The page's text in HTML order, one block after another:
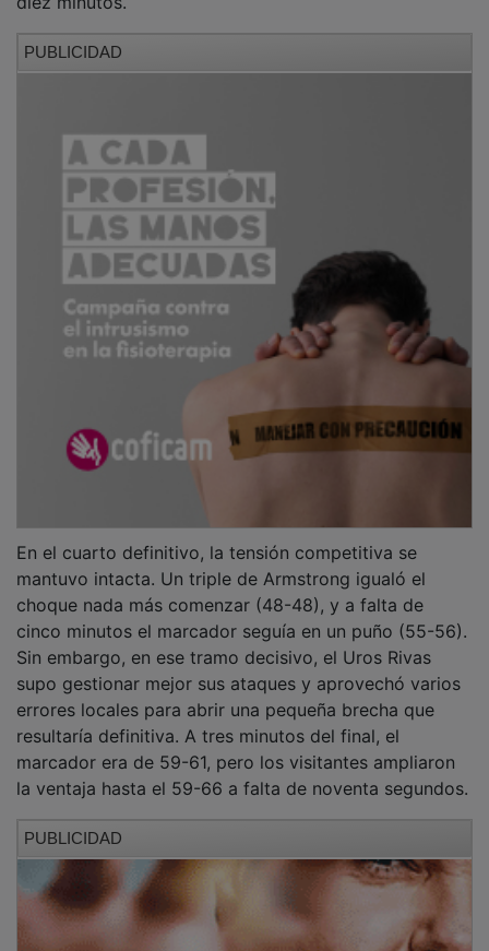
mantuvo intacta. Un triple de Armstrong igualó el
choque nada más comenzar (48-48), y a falta de
cinco minutos el marcador seguía en un puño (55-56).
Sin embargo, en ese tramo decisivo, el Uros Rivas
supo gestionar mejor sus ataques y aprovechó varios
errores locales para abrir una pequeña brecha que
resultaría definitiva. A tres minutos del final, el
marcador era de 59-61, pero los visitantes ampliaron
la ventaja hasta el 59-66 a falta de noventa segundos.